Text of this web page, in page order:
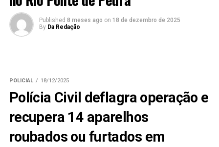
Published 8 meses ago on 18 de dezembro de 2025
By Da Redação
POLICIAL 18/12/2025
Polícia Civil deflagra operação e
recupera 14 aparelhos
roubados ou furtados em